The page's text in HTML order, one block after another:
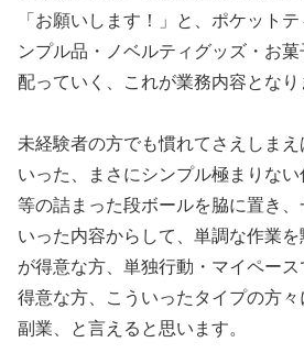
「お願いします！」と、ポケット
ンプル品・ノベルティグッズ・お
配っていく、これが業務内容となり
未経験者の方でも慣れてさえしま
いった、まさにシンプル極まりな
等の詰まった段ボールを脇に置き
いった内容からして、単調な作業
が得意な方、単独行動・マイペー
得意な方、こういったタイプの方
副業、と言えると思います。